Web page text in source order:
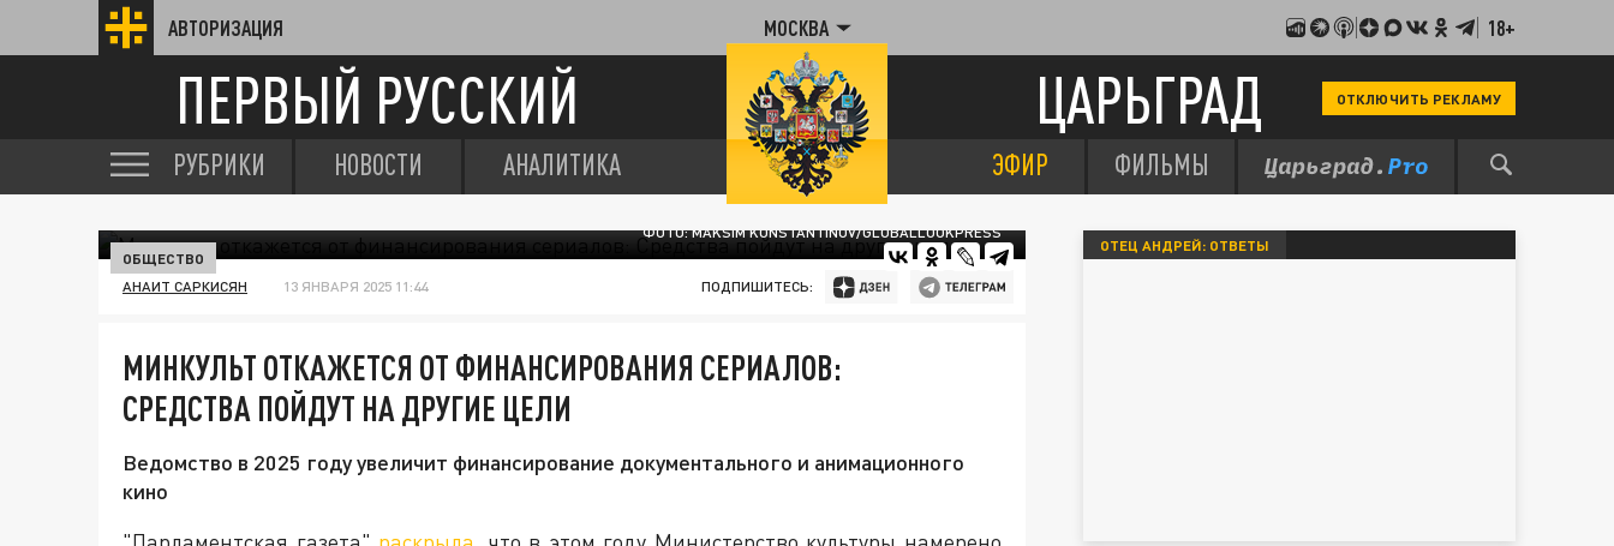
АВТОРИЗАЦИЯ МОСКВА 18+
ПЕРВЫЙ РУССКИЙ ЦАРЬГРАД ОТКЛЮЧИТЬ РЕКЛАМУ
РУБРИКИ НОВОСТИ АНАЛИТИКА ЭФИР ФИЛЬМЫ
ФОТО: MAKSIM KONSTANTINOV/GLOBALLOOKPRESS
ОБЩЕСТВО
АНАИТ САРКИСЯН 13 ЯНВАРЯ 2025 11:44 ПОДПИШИТЕСЬ:
МИНКУЛЬТ ОТКАЖЕТСЯ ОТ ФИНАНСИРОВАНИЯ СЕРИАЛОВ:
СРЕДСТВА ПОЙДУТ НА ДРУГИЕ ЦЕЛИ
Ведомство в 2025 году увеличит финансирование документального и анимационного
кино
ОТЕЦ АНДРЕЙ: ОТВЕТЫ